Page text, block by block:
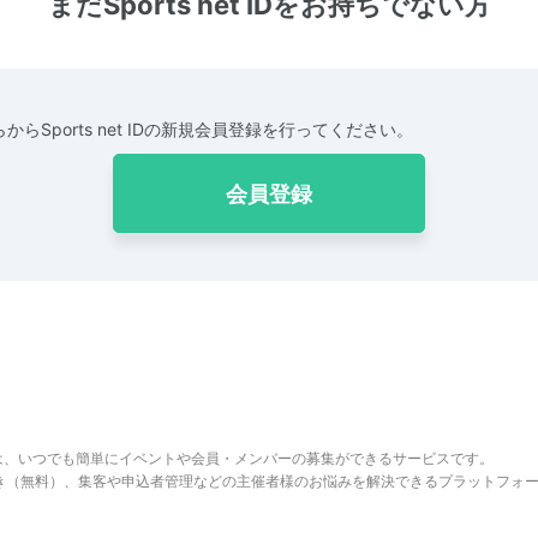
からSports net IDの新規会員登録を行ってください。
会員登録
いつでも簡単にイベントや会員・メンバーの募集ができるサービスです。
無料）、集客や申込者管理などの主催者様のお悩みを解決できるプラットフォー